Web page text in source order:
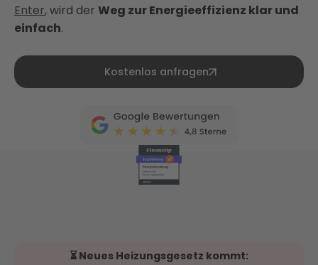
Enter, wird der Weg zur Energieeffizienz klar und
einfach.
Kostenlos anfragen
⏳ Neues Heizungsgesetz kommt: